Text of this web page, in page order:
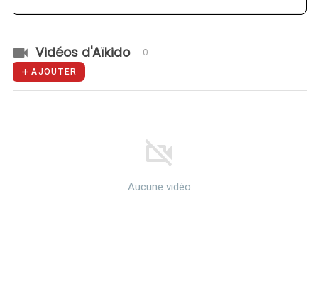
Vidéos d'Aïkido 0
AJOUTER
Aucune vidéo